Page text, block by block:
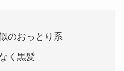
のおっとり系
く黒髪